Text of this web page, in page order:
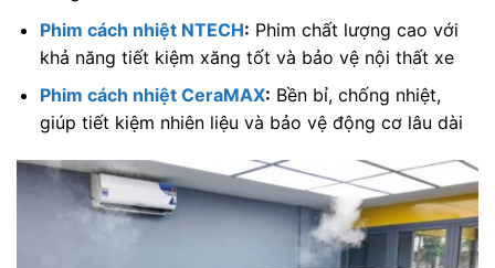
Phim cách nhiệt NTECH: Phim chất lượng cao với
khả năng tiết kiệm xăng tốt và bảo vệ nội thất xe
Phim cách nhiệt CeraMAX: Bền bỉ, chống nhiệt,
giúp tiết kiệm nhiên liệu và bảo vệ động cơ lâu dài